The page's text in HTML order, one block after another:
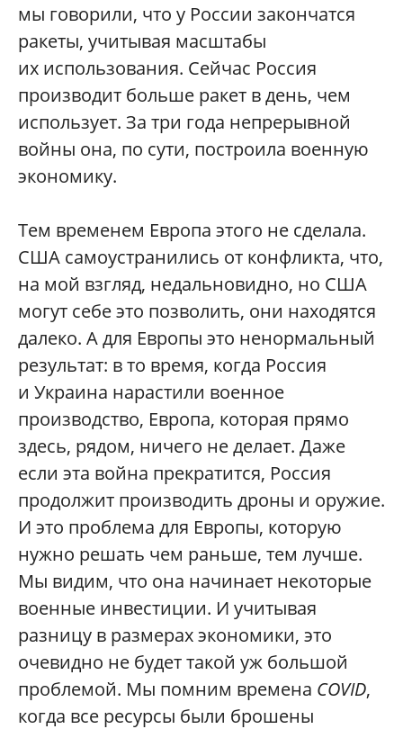
мы говорили, что у России закончатся
ракеты, учитывая масштабы
их использования. Сейчас Россия
производит больше ракет в день, чем
использует. За три года непрерывной
войны она, по сути, построила военную
экономику.
Тем временем Европа этого не сделала.
США самоустранились от конфликта, что,
на мой взгляд, недальновидно, но США
могут себе это позволить, они находятся
далеко. А для Европы это ненормальный
результат: в то время, когда Россия
и Украина нарастили военное
производство, Европа, которая прямо
здесь, рядом, ничего не делает. Даже
если эта война прекратится, Россия
продолжит производить дроны и оружие.
И это проблема для Европы, которую
нужно решать чем раньше, тем лучше.
Мы видим, что она начинает некоторые
военные инвестиции. И учитывая
разницу в размерах экономики, это
очевидно не будет такой уж большой
проблемой. Мы помним времена COVID,
когда все ресурсы были брошены